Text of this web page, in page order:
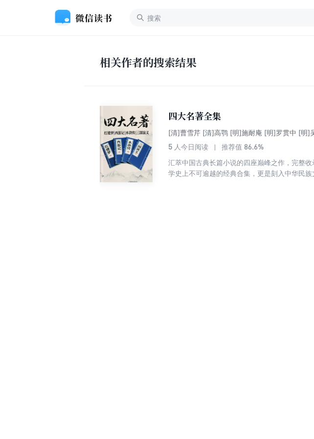
相关作者的搜索结果
四大名著全集
[清]曹雪芹 [清]高鹗 [明]施耐庵 [明]罗贯中 [明]
5 人今日阅读 推荐值 86.6%
汇萃中国古典长篇小说的四座巅峰之作，完整
学史上不可逾越的经典合集，更是刻入中华民